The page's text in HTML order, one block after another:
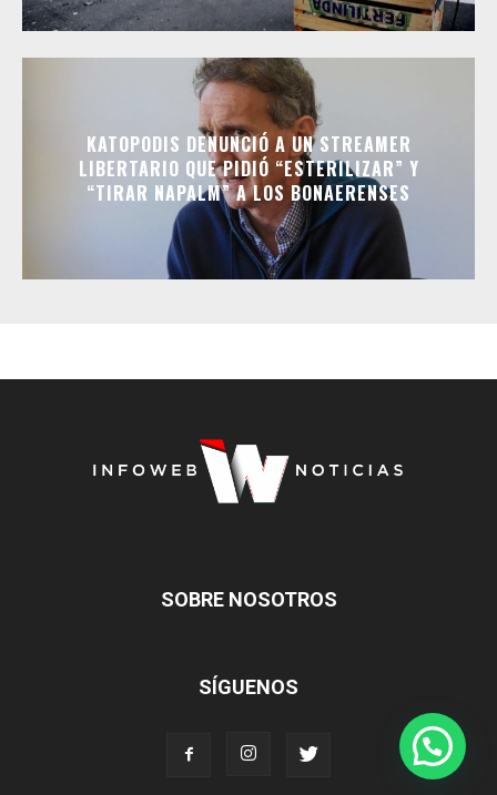
KATOPODIS DENUNCIÓ A UN STREAMER
LIBERTARIO QUE PIDIÓ “ESTERILIZAR” Y
“TIRAR NAPALM” A LOS BONAERENSES
SOBRE NOSOTROS
SÍGUENOS